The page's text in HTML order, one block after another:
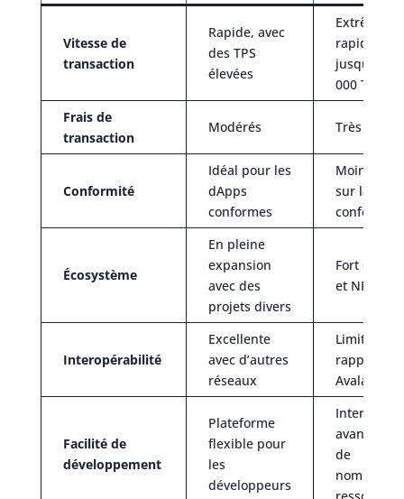
Vitesse de
transaction
Rapide, avec
des TPS
élevées
rapide,
jusqu’à 65
000 TPS
Frais de
transaction
Modérés Très
Conformité
Idéal pour les
dApps
conformes
Moins axé
sur la
conformité
Écosystème
En pleine
expansion
avec des
projets divers
Fort en
et NFT
Interopérabilité
Excellente
avec d’autres
réseaux
Limitée par
rapport à
Avalanche
Facilité de
développement
Plateforme
flexible pour
les
développeurs
Interface
avancée
de